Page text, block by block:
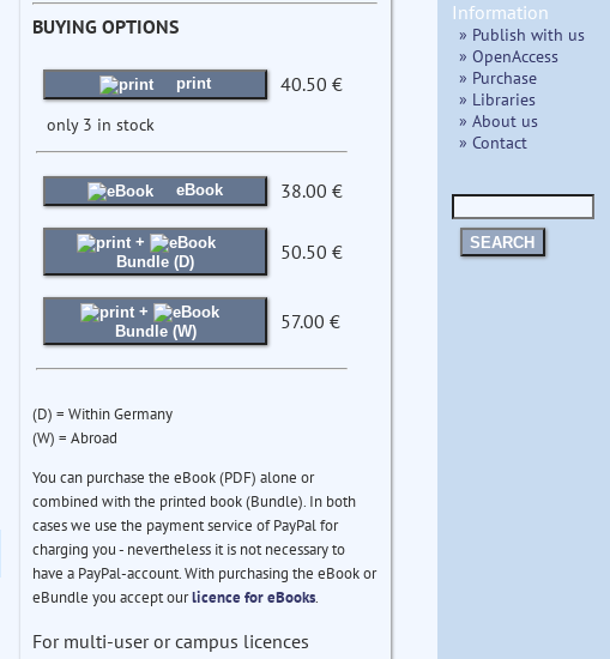
BUYING OPTIONS
print 40.50 €
only 3 in stock
eBook 38.00 €
+
Bundle (D)
50.50 €
+
Bundle (W)
57.00 €
(D) = Within Germany
(W) = Abroad
You can purchase the eBook (PDF) alone or
combined with the printed book (Bundle). In both
cases we use the payment service of PayPal for
charging you - nevertheless it is not necessary to
have a PayPal-account. With purchasing the eBook or
eBundle you accept ourlicence for eBooks.
For multi-user or campus licences
Information
» Publish with us
» OpenAccess
» Purchase
» Libraries
» About us
» Contact
SEARCH